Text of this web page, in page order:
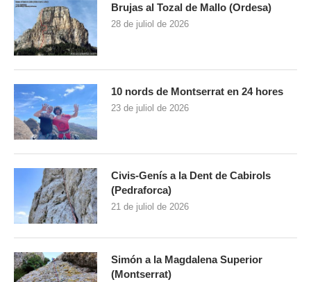
Brujas al Tozal de Mallo (Ordesa)
28 de juliol de 2026
10 nords de Montserrat en 24 hores
23 de juliol de 2026
Civis-Genís a la Dent de Cabirols
(Pedraforca)
21 de juliol de 2026
Simón a la Magdalena Superior
(Montserrat)